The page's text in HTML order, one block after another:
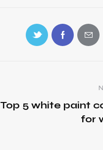
Top 5 white paint
for